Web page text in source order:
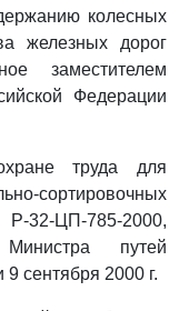
колесных
железных дорог
заместителем
Федерации
труда для
сортировочных
32-ЦП-785-2000,
Министра путей
сентября 2000 г.